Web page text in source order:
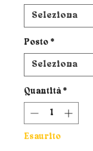
Posto *
Quantità *
Esaurito